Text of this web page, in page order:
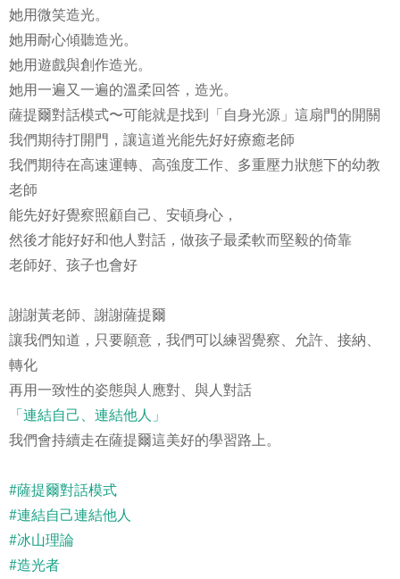
她用微笑造光。
她用耐心傾聽造光。
她用遊戲與創作造光。
她用一遍又一遍的溫柔回答，造光。
薩提爾對話模式〜可能就是找到 「自身光源 」 這扇門的開關
我們期待打開門，讓這道光能先好好療癒老師
我們期待在高速運轉、高強度工作、多重壓力狀態下的幼教
老師
能先好好覺察照顧自己、安頓身心，
然後才能好好和他人對話，做孩子最柔軟而堅毅的倚靠
老師好、孩子也會好
謝謝黃老師、謝謝薩提爾
讓我們知道，只要願意，我們可以練習覺察、允許、 接納、
轉化
再用一致性的姿態與人應對、與人對話
「連結自己、 連結他人 」
我們會持續走在薩提爾這美好的學習路上。
#薩提爾對話模式
#連結自己連結他人
#冰山理論
#造光者